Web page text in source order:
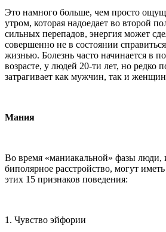
Это намного больше, чем просто
утром, которая надоедает во второй
сильных перепадов, энергия может
совершенно не в состоянии
жизнью. Болезнь часто начинается в
возрасте, у людей 20-ти лет, но редко
затрагивает как мужчин, так и
Мания
Во время «маниакальной» фазы
биполярное расстройство, могут
этих 15 признаков поведения:
1. Чувство эйфории